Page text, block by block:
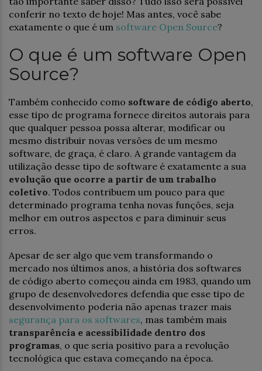
conferir no texto de hoje! Mas antes, você sabe
exatamente o que é um software Open Source?
O que é um software Open
Source?
Também conhecido como software de código aberto,
esse tipo de programa fornece direitos autorais para
que qualquer pessoa possa alterar, modificar ou
mesmo distribuir novas versões de um mesmo
software, de graça, é claro. A grande vantagem da
utilização desse tipo de software é exatamente a sua
evolução que ocorre a partir de um trabalho
coletivo. Todos contribuem um pouco para que
determinado programa tenha novas funções, seja
melhor em outros aspectos e para diminuir seus
erros.
Apesar de ser algo que vem transformando o
mercado nos últimos anos, a história dos softwares
de código aberto começou ainda em 1983, quando um
grupo de desenvolvedores defendia que esse tipo de
desenvolvimento poderia não apenas trazer mais
segurança para os softwares, mas também mais
transparência e acessibilidade dentro dos
programas, o que seria positivo para a revolução
tecnológica que estava começando na época.